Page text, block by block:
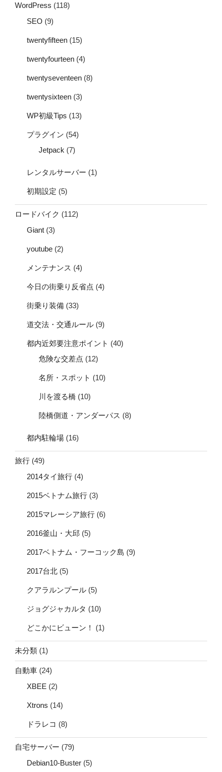
WordPress (118)
SEO (9)
twentyfifteen (15)
twentyfourteen (4)
twentyseventeen (8)
twentysixteen (3)
WP初級Tips (13)
プラグイン (54)
Jetpack (7)
レンタルサーバー (1)
初期設定 (5)
ロードバイク (112)
Giant (3)
youtube (2)
メンテナンス (4)
今日の街乗り反省点 (4)
街乗り装備 (33)
道交法・交通ルール (9)
都内近郊要注意ポイント (40)
危険な交差点 (12)
名所・スポット (10)
川を渡る橋 (10)
陸橋側道・アンダーパス (8)
都内駐輪場 (16)
旅行 (49)
2014タイ旅行 (4)
2015ベトナム旅行 (3)
2015マレーシア旅行 (6)
2016釜山・大邱 (5)
2017ベトナム・フーコック島 (9)
2017台北 (5)
クアラルンプール (5)
ジョグジャカルタ (10)
どこかにビューン！ (1)
未分類 (1)
自動車 (24)
XBEE (2)
Xtrons (14)
ドラレコ (8)
自宅サーバー (79)
Debian10-Buster (5)